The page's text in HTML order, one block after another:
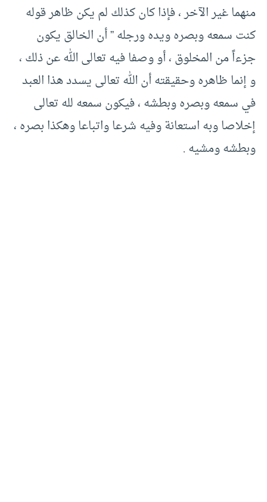
منهما غير الآخر ، فإذا كان كذلك لم يكن ظاهر قوله
كنت سمعه وبصره ويده ورجله ” أن الخالق يكون
جزءاً من المخلوق ، أو وصفا فيه تعالى الله عن ذلك ،
و إنما ظاهره وحقيقته أن الله تعالى يسدد هذا العبد
في سمعه وبصره وبطشه ، فيكون سمعه لله تعالى
إخلاصا وبه استعانة وفيه شرعا واتباعا وهكذا بصره ،
وبطشه ومشيه .